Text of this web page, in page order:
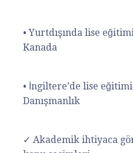
• Yurtdışında lise
Kanada
• İngiltere’de lise
Danışmanlık
✓ Akademik ihtiyaca